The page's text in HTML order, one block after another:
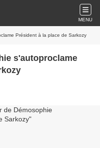
MENU
Président à la place de Sarkozy
s'autoproclame